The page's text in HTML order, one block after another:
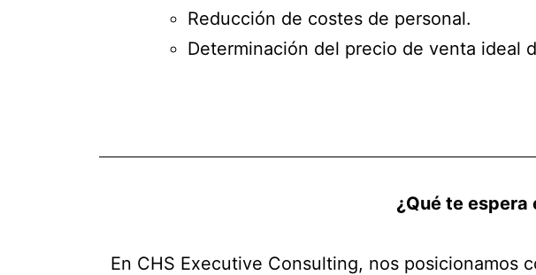
Reducción de costes de personal.
Determinación del precio de venta ideal
¿Qué te espera
En CHS Executive Consulting, nos posicionamos